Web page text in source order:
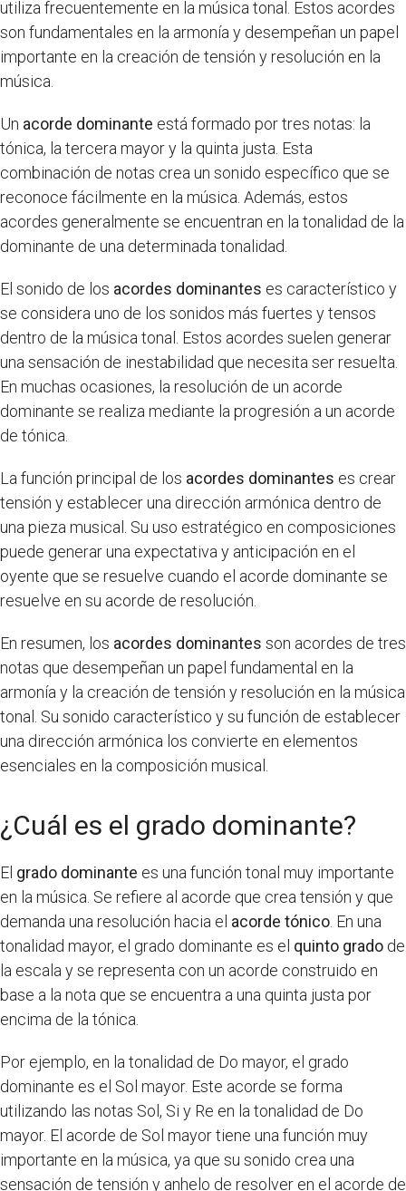
utiliza frecuentemente en la música tonal. Estos acordes
son fundamentales en la armonía y desempeñan un papel
importante en la creación de tensión y resolución en la
música.
Un acorde dominante está formado por tres notas: la
tónica, la tercera mayor y la quinta justa. Esta
combinación de notas crea un sonido específico que se
reconoce fácilmente en la música. Además, estos
acordes generalmente se encuentran en la tonalidad de la
dominante de una determinada tonalidad.
El sonido de los acordes dominantes es característico y
se considera uno de los sonidos más fuertes y tensos
dentro de la música tonal. Estos acordes suelen generar
una sensación de inestabilidad que necesita ser resuelta.
En muchas ocasiones, la resolución de un acorde
dominante se realiza mediante la progresión a un acorde
de tónica.
La función principal de los acordes dominantes es crear
tensión y establecer una dirección armónica dentro de
una pieza musical. Su uso estratégico en composiciones
puede generar una expectativa y anticipación en el
oyente que se resuelve cuando el acorde dominante se
resuelve en su acorde de resolución.
En resumen, los acordes dominantes son acordes de tres
notas que desempeñan un papel fundamental en la
armonía y la creación de tensión y resolución en la música
tonal. Su sonido característico y su función de establecer
una dirección armónica los convierte en elementos
esenciales en la composición musical.
¿Cuál es el grado dominante?
El grado dominante es una función tonal muy importante
en la música. Se refiere al acorde que crea tensión y que
demanda una resolución hacia el acorde tónico . En una
tonalidad mayor, el grado dominante es el quinto grado de
la escala y se representa con un acorde construido en
base a la nota que se encuentra a una quinta justa por
encima de la tónica.
Por ejemplo, en la tonalidad de Do mayor, el grado
dominante es el Sol mayor. Este acorde se forma
utilizando las notas Sol, Si y Re en la tonalidad de Do
mayor. El acorde de Sol mayor tiene una función muy
importante en la música, ya que su sonido crea una
sensación de tensión y anhelo de resolver en el acorde de